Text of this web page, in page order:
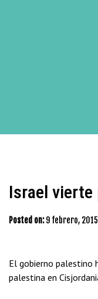
Israel
Posted on: 9 febrero, 2015
El gobierno palestino
palestina en